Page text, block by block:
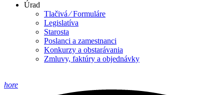
Úrad
Tlačivá ⁄ Formuláre
Legislatíva
Starosta
Poslanci a zamestnanci
Konkurzy a obstarávania
Zmluvy, faktúry a objednávky
hore